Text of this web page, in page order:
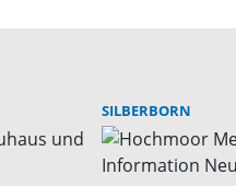
SILBERBORN